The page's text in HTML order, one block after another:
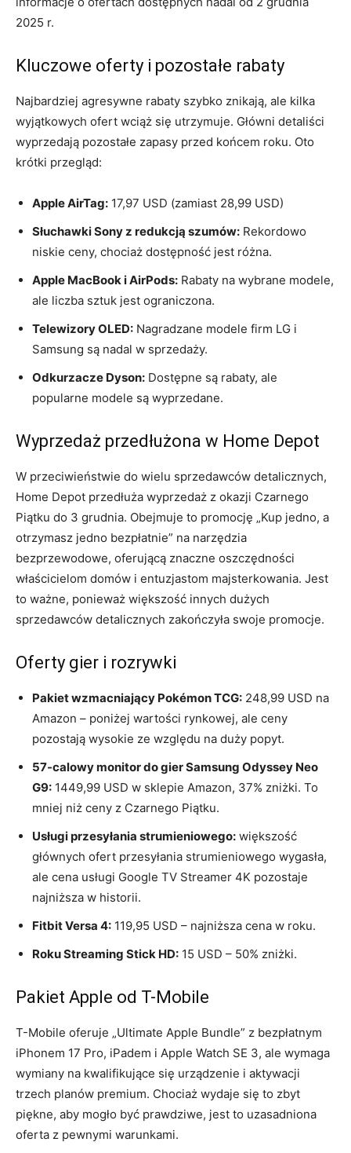
2025 r.
Kluczowe oferty i pozostałe rabaty
Najbardziej agresywne rabaty szybko znikają, ale kilka
wyjątkowych ofert wciąż się utrzymuje. Główni detaliści
wyprzedają pozostałe zapasy przed końcem roku. Oto
krótki przegląd:
Apple AirTag: 17,97 USD (zamiast 28,99 USD)
Słuchawki Sony z redukcją szumów: Rekordowo
niskie ceny, chociaż dostępność jest różna.
Apple MacBook i AirPods: Rabaty na wybrane modele,
ale liczba sztuk jest ograniczona.
Telewizory OLED: Nagradzane modele firm LG i
Samsung są nadal w sprzedaży.
Odkurzacze Dyson: Dostępne są rabaty, ale
popularne modele są wyprzedane.
Wyprzedaż przedłużona w Home Depot
W przeciwieństwie do wielu sprzedawców detalicznych,
Home Depot przedłuża wyprzedaż z okazji Czarnego
Piątku do 3 grudnia. Obejmuje to promocję „Kup jedno, a
otrzymasz jedno bezpłatnie” na narzędzia
bezprzewodowe, oferującą znaczne oszczędności
właścicielom domów i entuzjastom majsterkowania. Jest
to ważne, ponieważ większość innych dużych
sprzedawców detalicznych zakończyła swoje promocje.
Oferty gier i rozrywki
Pakiet wzmacniający Pokémon TCG: 248,99 USD na
Amazon – poniżej wartości rynkowej, ale ceny
pozostają wysokie ze względu na duży popyt.
57-calowy monitor do gier Samsung Odyssey Neo
G9: 1449,99 USD w sklepie Amazon, 37% zniżki. To
mniej niż ceny z Czarnego Piątku.
Usługi przesyłania strumieniowego: większość
głównych ofert przesyłania strumieniowego wygasła,
ale cena usługi Google TV Streamer 4K pozostaje
najniższa w historii.
Fitbit Versa 4: 119,95 USD – najniższa cena w roku.
Roku Streaming Stick HD: 15 USD – 50% zniżki.
Pakiet Apple od T-Mobile
T-Mobile oferuje „Ultimate Apple Bundle” z bezpłatnym
iPhonem 17 Pro, iPadem i Apple Watch SE 3, ale wymaga
wymiany na kwalifikujące się urządzenie i aktywacji
trzech planów premium. Chociaż wydaje się to zbyt
piękne, aby mogło być prawdziwe, jest to uzasadniona
oferta z pewnymi warunkami.